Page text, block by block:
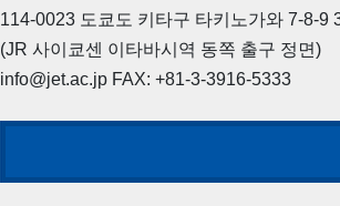
114-0023 도쿄도 키타구 타키노가와 7-8-9
(JR 사이쿄센 이타바시역 동쪽 출구 정면)
info@jet.ac.jp FAX: +81-3-3916-5333